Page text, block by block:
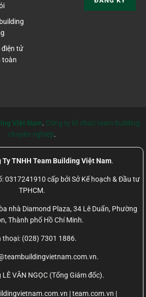
điện tử
toàn
Việt Nam. Công ty tổ chức team building
chuyên nghiệp.
Ty TNHH Team Building Việt Nam.
0317241910 cấp bởi Sở Kế hoạch & Đầu tư
TPHCM.
nhà Diamond Plaza, 34 Lê Duẩn, Phường
Thành phố Hồ Chí Minh.
thoại: (028) 7301 1886.
LÊ VĂN NGỌC (Tổng Giám đốc).
| team.com.vn |